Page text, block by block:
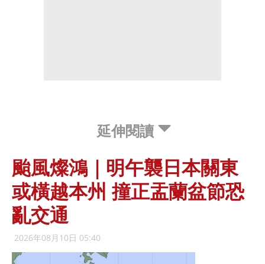
延伸閱讀
颱風燦鴻｜明午襲日本關東
或橫越本州 撞正盂蘭盆節恐
亂交通
2026年08月10日 05:40